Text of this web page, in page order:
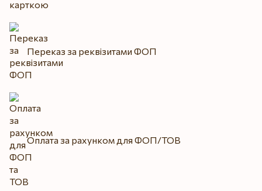
Переказ за реквізитами ФОП
Оплата за рахунком для ФОП/ТОВ